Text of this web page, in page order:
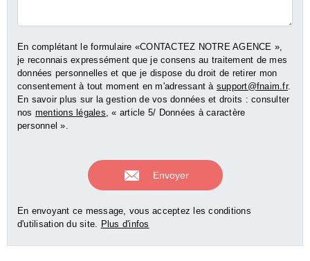
En complétant le formulaire «CONTACTEZ NOTRE AGENCE »,
je reconnais expressément que je consens au traitement de mes
données personnelles et que je dispose du droit de retirer mon
consentement à tout moment en m'adressant à support@fnaim.fr.
En savoir plus sur la gestion de vos données et droits : consulter
nos mentions légales , « article 5/ Données à caractère
personnel ».
En envoyant ce message, vous acceptez les conditions
d'utilisation du site. Plus d'infos